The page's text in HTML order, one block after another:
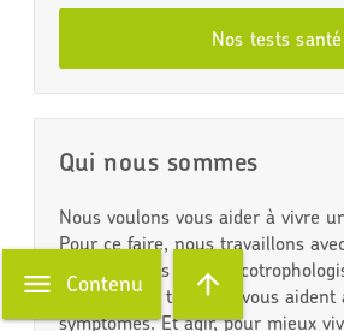
Nos tests santé
Qui nous sommes
Nous voulons vous aider à vivre
Pour ce faire, nous travaillons
des médecins et des
au point des tests qui vous aident
symptômes. Et agir, pour mieux
Contenu